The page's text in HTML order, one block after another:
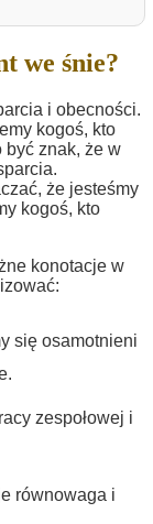
we śnie?
i obecności.
kogoś, kto
być znak, że w
że jesteśmy
kogoś, kto
konotacje w
się osamotnieni
zespołowej i
równowaga i